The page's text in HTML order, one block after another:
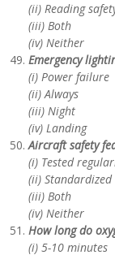
(ii) Reading
(iii) Both
(iv) Neither
Emergency
(i) Power failure
(ii) Always
(iii) Night
(iv) Landing
Aircraft safety
(i) Tested
(ii) Standardized
(iii) Both
(iv) Neither
How long do
(i) 5-10 minutes